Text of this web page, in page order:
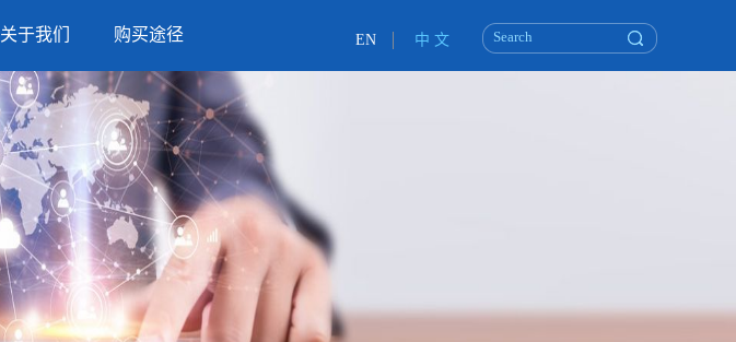
EN 中 文
关于我们 购买途径